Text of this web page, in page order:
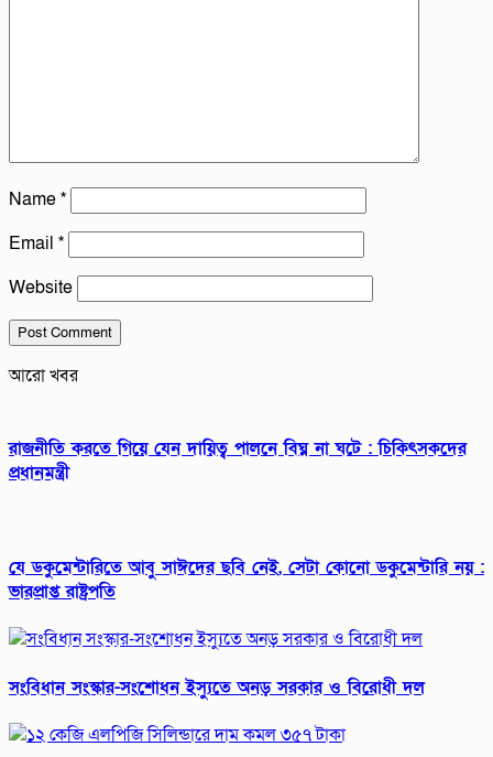
Name*
Email *
Website
আরো খবর
রাজনীতি করতে গিয়ে যেন দায়িত্ব পালনে বিঘ্ন না ঘটে : চিকিৎসকদের
প্রধানমন্ত্রী
যে ডকুমেন্টারিতে আবু সাঈদের ছবি নেই, সেটা কোনো ডকুমেন্টারি নয় :
ভারপ্রাপ্ত রাষ্ট্রপতি
সংবিধান সংস্কার-সংশোধন ইস্যুতে অনড় সরকার ও বিরোধী দল